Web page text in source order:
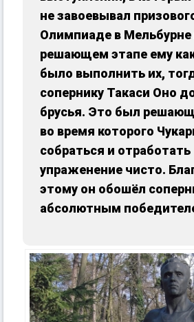
не завоевывал
Олимпиаде в Мельбурне
решающем этапе ему
было выполнить их,
сопернику Такаси Оно
брусья. Это был
во время которого
собраться и отработать
упраженение чисто.
этому он обошёл
абсолютным